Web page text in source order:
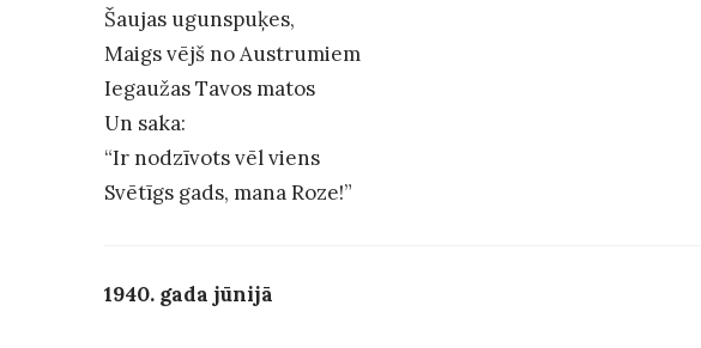
Šaujas ugunspuķes,
Maigs vējš no Austrumiem
Iegaužas Tavos matos
Un saka:
“Ir nodzīvots vēl viens
Svētīgs gads, mana Roze!”
1940. gada jūnijā